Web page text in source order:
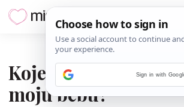
Koje su pelene
moju bebu?
Sign in with